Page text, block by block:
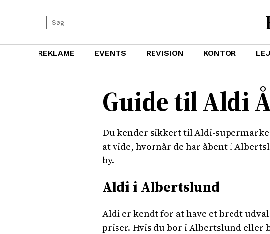
REKLAME EVENTS REVISION KONTOR
Guide til Aldi
Du kender sikkert til Aldi-
at vide, hvornår de har åbent i
by.
Aldi i Albertslund
Aldi er kendt for at have et bredt
priser. Hvis du bor i Albertslund eller